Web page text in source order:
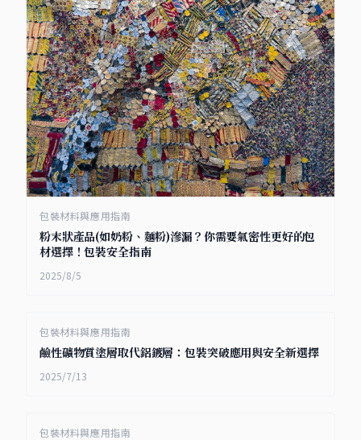
包裝材料與應用指南
粉末狀產品(如奶粉、麵粉)滲漏？你需要氣密性更好的包
材選擇！包裝安全指南
2025/8/5
包裝材料與應用指南
鹼性礦物質塗層取代鋁鍍層：包裝突破應用與安全新選擇
2025/7/13
包裝材料與應用指南